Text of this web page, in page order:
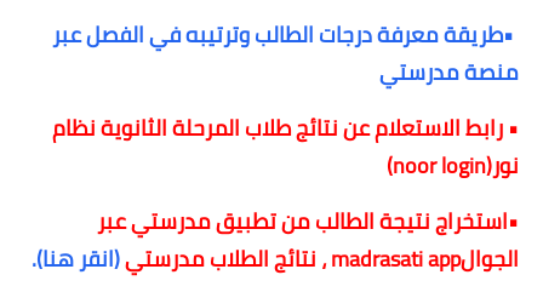
•طريقة معرفة درجات الطالب وترتيبه في الفصل عبر
منصة مدرستي
•رابط الاستعلام عن نتائج طلاب المرحلة الثانوية نظام
نور(noor login)
•استخراج نتيجة الطالب من تطبيق مدرستي عبر
الجوالmadrasati app، نتائج الطلاب مدرستي(انقر هنا).